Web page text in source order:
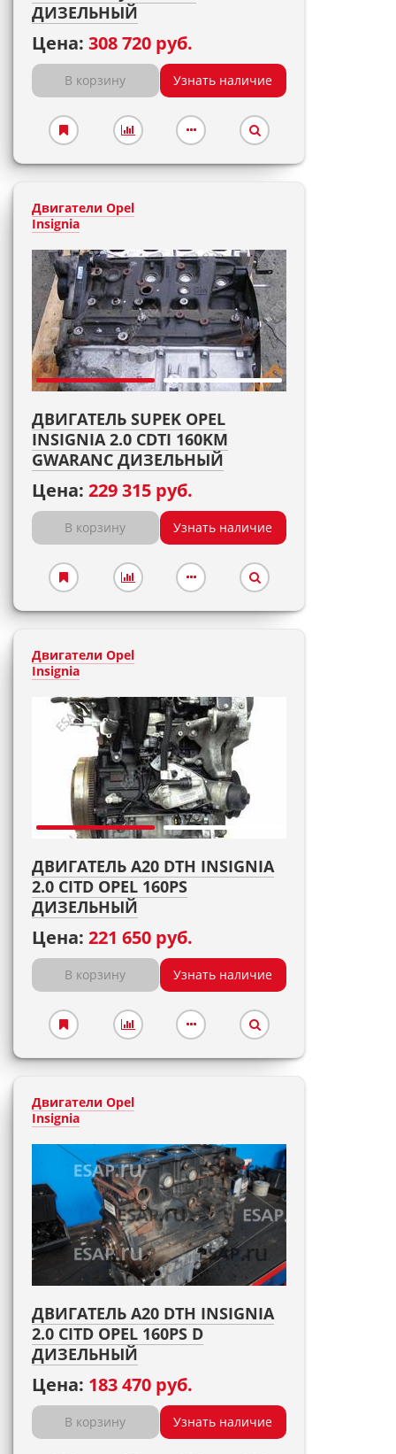
ДИЗЕЛЬНЫЙ
Цена: 308 720 руб.
В корзину Узнать наличие
Двигатели Opel
Insignia
ДВИГАТЕЛЬ SUPEK OPEL
INSIGNIA 2.0 CDTI 160KM
GWARANC ДИЗЕЛЬНЫЙ
Цена: 229 315 руб.
В корзину Узнать наличие
Двигатели Opel
Insignia
ДВИГАТЕЛЬ A20 DTH INSIGNIA
2.0 CITD OPEL 160PS
ДИЗЕЛЬНЫЙ
Цена: 221 650 руб.
В корзину Узнать наличие
Двигатели Opel
Insignia
ДВИГАТЕЛЬ A20 DTH INSIGNIA
2.0 CITD OPEL 160PS D
ДИЗЕЛЬНЫЙ
Цена: 183 470 руб.
В корзину Узнать наличие